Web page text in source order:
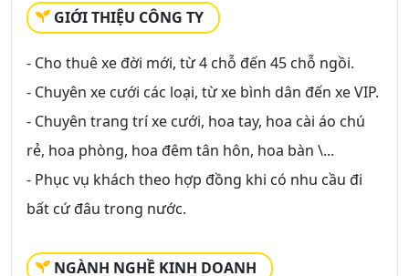
GIỚI THIỆU CÔNG TY
- Cho thuê xe đời mới, từ 4 chỗ đến 45 chỗ ngồi.
- Chuyên xe cưới các loại, từ xe bình dân đến xe VIP.
- Chuyên trang trí xe cưới, hoa tay, hoa cài áo chú
rẻ, hoa phòng, hoa đêm tân hôn, hoa bàn \...
- Phục vụ khách theo hợp đồng khi có nhu cầu đi
bất cứ đâu trong nước.
NGÀNH NGHỀ KINH DOANH